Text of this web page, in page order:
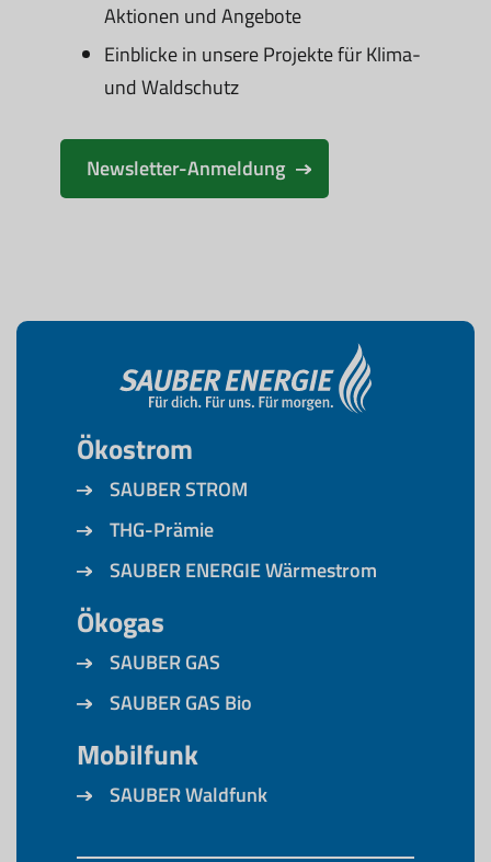
Aktionen und Angebote
Einblicke in unsere Projekte für Klima-
und Waldschutz
Newsletter-Anmeldung
Ökostrom
SAUBER STROM
THG-Prämie
SAUBER ENERGIE Wärmestrom
Ökogas
SAUBER GAS
SAUBER GAS Bio
Mobilfunk
SAUBER Waldfunk